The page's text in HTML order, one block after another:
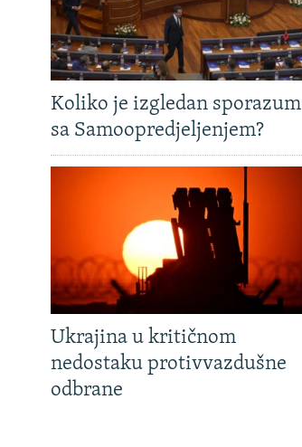
Koliko je izgledan sporazum
sa Samoopredjeljenjem?
Ukrajina u kritičnom
nedostaku protivvazdušne
odbrane